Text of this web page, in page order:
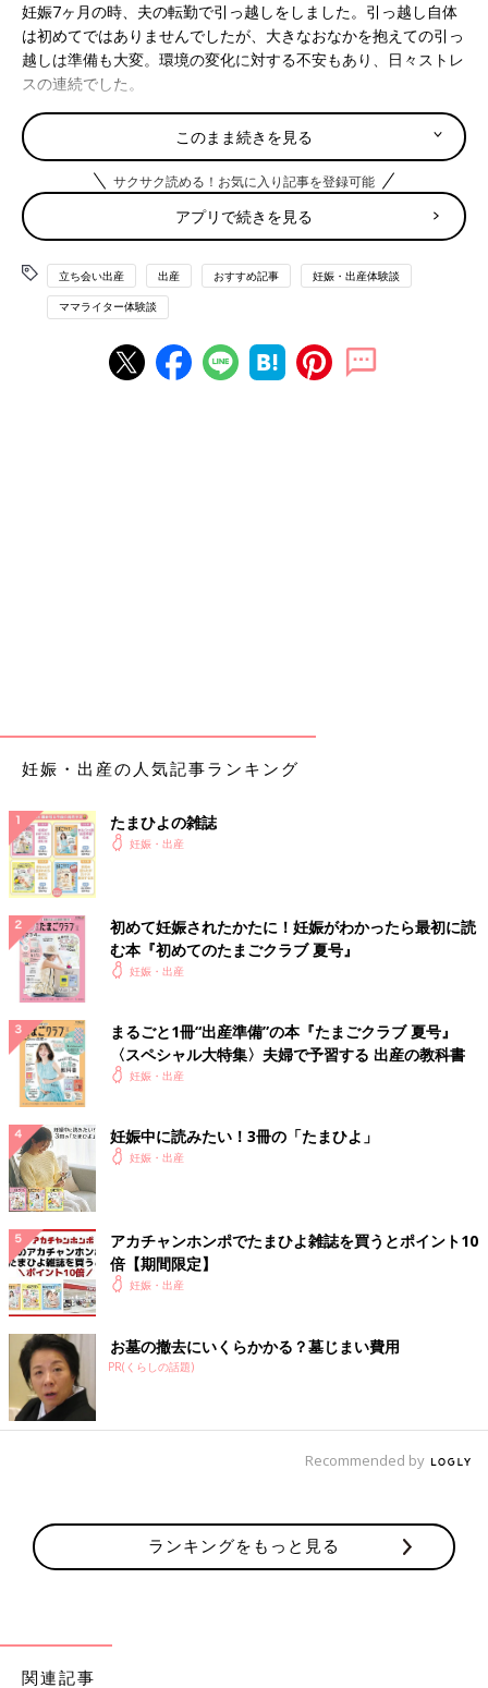
妊娠7ヶ月の時、夫の転勤で引っ越しをしました。引っ越し自体
は初めてではありませんでしたが、大きなおなかを抱えての引っ
越しは準備も大変。環境の変化に対する不安もあり、日々ストレ
スの連続でした。
ストレスはおなかの子に良くないと思い、
も兼ねて、好きな
映画音楽のオルゴール系CDやピアノクラシックのCDを毎日聴い
ていました。また、もともとヨガをやっていたので、その経験を
活かして、マタニティヨガも取り入れてみました。体を動かすと
すっきりしてリラックスできるのです。
土地勘もなく、知り合いもいないので、買い物以外は外に出るこ
とも少ない毎日。それだけにストレスコントロールには気をつか
いました。
何度も見たくなる、絶対に残した方がいい記録！
した。
見たかわからないほど見ています。本当に撮っておいて良かった
と思っています。
安産祈願とお宮参り。写真撮影に足形も
記録を残すことはもちろん、日本のしきたり「安産祈願
ンのひとつ。「安産祈願＝戌の日」と思っていたので、妊娠5ヶ
月に入ってすぐの戌の日にお参りに行きました。
そのときにもらったお守りは、その後出産までずっとカバンに入
れて持ち歩いていました。また病院で安産祈願として、名前入り
の腹帯（サラシのもの）を頂いていたので、お参りのときにつけ
け。サラシの腹帯は使いにくいので、記念品のような感じになり
ました。
無事に出産した後、
拝しました。もちろん、お宮参りから行事ごとに家族写真を撮ろ
うと決めていたので、スタジオで写真を撮り、足形も取りまし
た。生後1ヶ月なんて一瞬で過ぎていく時間ですよね。このとき
の足形もとてもいい記念になったと思います。
過ぎてしまった今だからこそ思うことは、妊婦期間も出産も1度
しかないということです。だからこそ、目に見える形で残すこと
が、私にとってはとても大切なバースプランでした。息子は妊娠
40週、
出産予定日
とう」の言葉と気持ち。日々の子育てに追われると忘れそうにな
■その他のママライター体験談はこちら
このまま続きを見る
サクサク読める！お気に入り記事を登録可能
アプリで続きを見る
立ち会い出産 出産 おすすめ記事 妊娠・出産体験談
ママライター体験談
妊娠・出産の人気記事ランキング
たまひよの雑誌
妊娠・出産
初めて妊娠されたかたに！妊娠がわかったら最初に読
む本『初めてのたまごクラブ 夏号』
妊娠・出産
まるごと1冊“出産準備”の本『たまごクラブ 夏号』
〈スペシャル大特集〉夫婦で予習する 出産の教科書
妊娠・出産
妊娠中に読みたい！3冊の「たまひよ」
妊娠・出産
アカチャンホンポでたまひよ雑誌を買うとポイント10
倍【期間限定】
妊娠・出産
お墓の撤去にいくらかかる？墓じまい費用
PR(くらしの話題)
Recommended by
ランキングをもっと見る
関連記事